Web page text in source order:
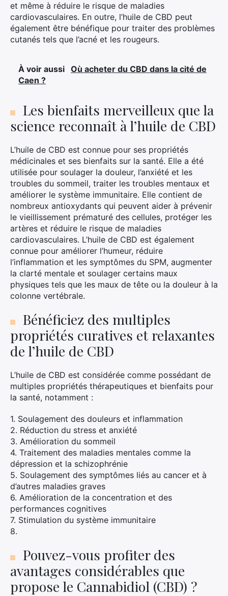
et même à réduire le risque de maladies
cardiovasculaires. En outre, l’huile de CBD peut
également être bénéfique pour traiter des problèmes
cutanés tels que l’acné et les rougeurs.
À voir aussi Où acheter du CBD dans la cité de
Caen ?
Les bienfaits merveilleux que la
science reconnaît à l’huile de CBD
L’huile de CBD est connue pour ses propriétés
médicinales et ses bienfaits sur la santé. Elle a été
utilisée pour soulager la douleur, l’anxiété et les
troubles du sommeil, traiter les troubles mentaux et
améliorer le système immunitaire. Elle contient de
nombreux antioxydants qui peuvent aider à prévenir
le vieillissement prématuré des cellules, protéger les
artères et réduire le risque de maladies
cardiovasculaires. L’huile de CBD est également
connue pour améliorer l’humeur, réduire
l’inflammation et les symptômes du SPM, augmenter
la clarté mentale et soulager certains maux
physiques tels que les maux de tête ou la douleur à la
colonne vertébrale.
Bénéficiez des multiples
propriétés curatives et relaxantes
de l’huile de CBD
L’huile de CBD est considérée comme possédant de
multiples propriétés thérapeutiques et bienfaits pour
la santé, notamment :
1. Soulagement des douleurs et inflammation
2. Réduction du stress et anxiété
3. Amélioration du sommeil
4. Traitement des maladies mentales comme la
dépression et la schizophrénie
5. Soulagement des symptômes liés au cancer et à
d’autres maladies graves
6. Amélioration de la concentration et des
performances cognitives
7. Stimulation du système immunitaire
8.
Pouvez-vous profiter des
avantages considérables que
propose le Cannabidiol (CBD) ?